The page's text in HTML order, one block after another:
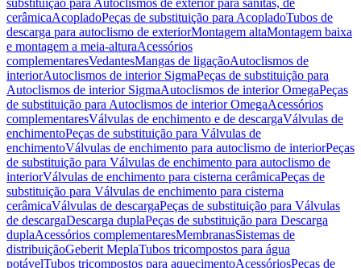
substituição para Autoclismos de exterior para sanitas, de
cerâmicaAcopladoPeças de substituição para AcopladoTubos de
descarga para autoclismo de exteriorMontagem altaMontagem baixa
e montagem a meia-alturaAcessórios
complementaresVedantesMangas de ligaçãoAutoclismos de
interiorAutoclismos de interior SigmaPeças de substituição para
Autoclismos de interior SigmaAutoclismos de interior OmegaPeças
de substituição para Autoclismos de interior OmegaAcessórios
complementaresVálvulas de enchimento e de descargaVálvulas de
enchimentoPeças de substituição para Válvulas de
enchimentoVálvulas de enchimento para autoclismo de interiorPeças
de substituição para Válvulas de enchimento para autoclismo de
interiorVálvulas de enchimento para cisterna cerâmicaPeças de
substituição para Válvulas de enchimento para cisterna
cerâmicaVálvulas de descargaPeças de substituição para Válvulas
de descargaDescarga duplaPeças de substituição para Descarga
duplaAcessórios complementaresMembranasSistemas de
distribuiçãoGeberit MeplaTubos tricompostos para água
potávelTubos tricompostos para aquecimentoAcessóriosPeças de